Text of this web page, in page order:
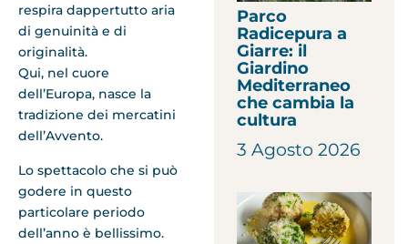
respira dappertutto aria
di genuinità e di
originalità.
Qui, nel cuore
dell’Europa, nasce la
tradizione dei mercatini
dell’Avvento.
Lo spettacolo che si può
godere in questo
particolare periodo
dell’anno è bellissimo.
Parco
Radicepura a
Giarre: il
Giardino
Mediterraneo
che cambia la
cultura
3 Agosto 2026